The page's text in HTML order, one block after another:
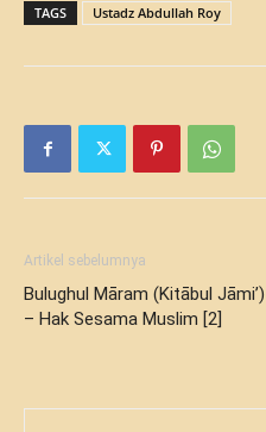
TAGS Ustadz Abdullah Roy
Artikel sebelumnya
Bulughul Māram (Kitābul Jāmi’)
– Hak Sesama Muslim [2]